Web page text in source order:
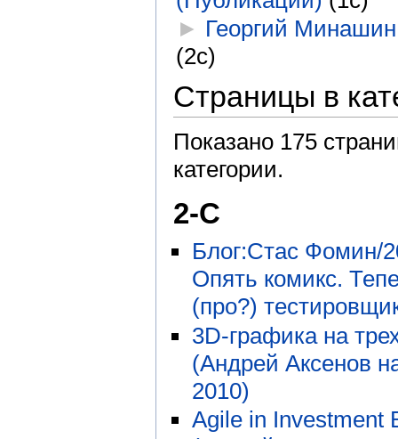
► Георгий
(2с)
Страницы в
Показано 175
категории.
2-C
Блог:Стас Фомин/
Опять комикс.
(про?)
3D-графика на
(Андрей Аксенов
2010)
Agile in Investment